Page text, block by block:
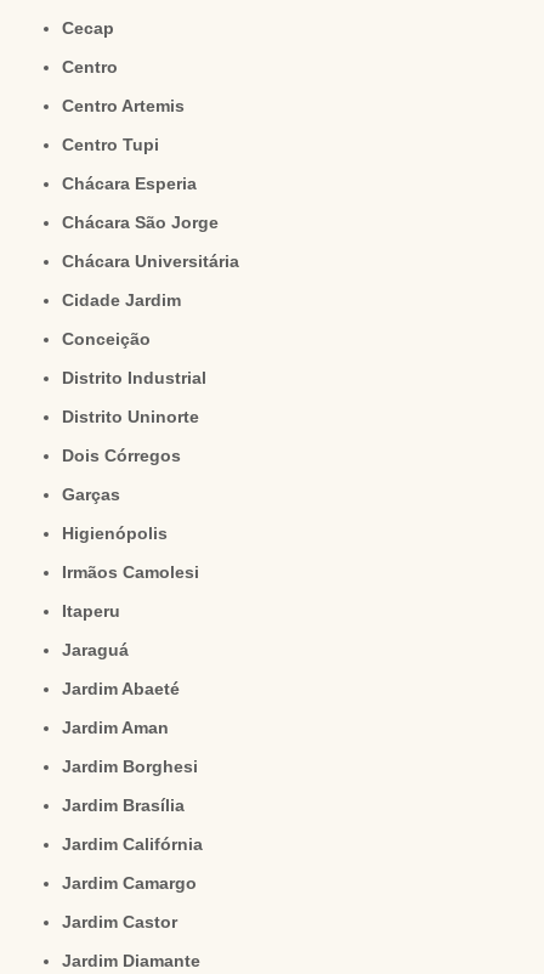
Cecap
Centro
Centro Artemis
Centro Tupi
Chácara Esperia
Chácara São Jorge
Chácara Universitária
Cidade Jardim
Conceição
Distrito Industrial
Distrito Uninorte
Dois Córregos
Garças
Higienópolis
Irmãos Camolesi
Itaperu
Jaraguá
Jardim Abaeté
Jardim Aman
Jardim Borghesi
Jardim Brasília
Jardim Califórnia
Jardim Camargo
Jardim Castor
Jardim Diamante